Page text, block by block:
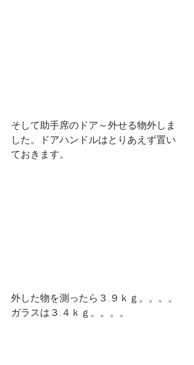
そして助手席のドア～外せる物外しま
した。ドアハンドルはとりあえず置い
ておきます。
外した物を測ったら３.９ｋｇ。。。。
ガラスは３.４ｋｇ。。。。